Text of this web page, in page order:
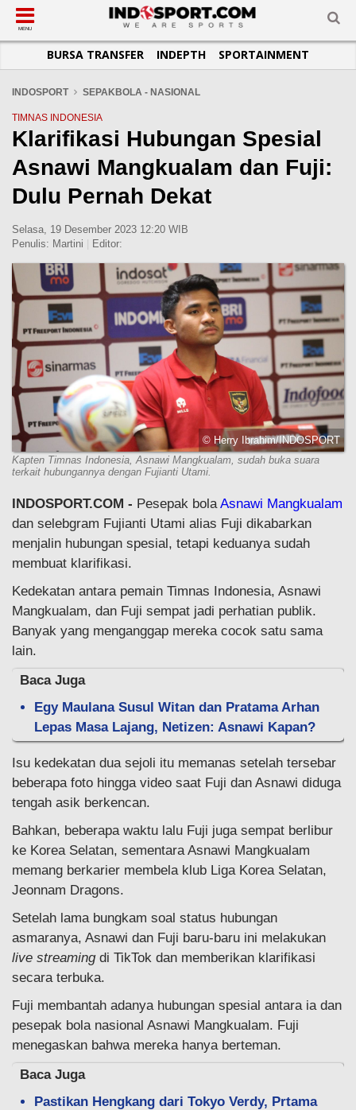
SUB-MENU
SEPAKBOLA
LIGA INGGRIS
LIGA ITALIA
LIGA SPANYOL
LIGA JERMAN
LIGA PRANCIS
LIGA EUROPA
SUB-MENU
SPORTAINMENT
SUB-MENU
OTOMOTIF
OTOMANIA
SUB-MENU
BASKET
FUTSAL
OLIMPIK
E-SPORT
SUB-MENU
JADWAL
SUB-MENU
TOPIK HARI INI
INFOGRAFIS
GALERI FOTO
TEMPAT OLAHRAGA
KOMUNITAS SEHAT
MENU
BURSA TRANSFER INDEPTH SPORTAINMENT
INDOSPORT SEPAKBOLA - NASIONAL
TIMNAS INDONESIA
Klarifikasi Hubungan Spesial
Asnawi Mangkualam dan Fuji:
Dulu Pernah Dekat
Selasa, 19 Desember 2023 12:20 WIB
Penulis: Martini Editor:
© Herry Ibrahim/INDOSPORT
Kapten Timnas Indonesia, Asnawi Mangkualam, sudah buka suara
terkait hubungannya dengan Fujianti Utami.
INDOSPORT.COM - Pesepak bolaAsnawi Mangkualam
dan selebgram Fujianti Utami alias Fuji dikabarkan
menjalin hubungan spesial, tetapi keduanya sudah
membuat klarifikasi.
Kedekatan antara pemain Timnas Indonesia, Asnawi
Mangkualam, dan Fuji sempat jadi perhatian publik.
Banyak yang menganggap mereka cocok satu sama
lain.
Baca Juga
Egy Maulana Susul Witan dan Pratama Arhan
Lepas Masa Lajang, Netizen: Asnawi Kapan?
Isu kedekatan dua sejoli itu memanas setelah tersebar
beberapa foto hingga video saat Fuji dan Asnawi diduga
tengah asik berkencan.
Bahkan, beberapa waktu lalu Fuji juga sempat berlibur
ke Korea Selatan, sementara Asnawi Mangkualam
memang berkarier membela klub Liga Korea Selatan,
Jeonnam Dragons.
Setelah lama bungkam soal status hubungan
asmaranya, Asnawi dan Fuji baru-baru ini melakukan
live streamingdi TikTok dan memberikan klarifikasi
secara terbuka.
Fuji membantah adanya hubungan spesial antara ia dan
pesepak bola nasional Asnawi Mangkualam. Fuji
menegaskan bahwa mereka hanya berteman.
Baca Juga
Pastikan Hengkang dari Tokyo Verdy, Prtama